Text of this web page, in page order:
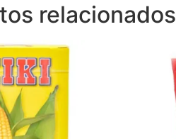
relacionados